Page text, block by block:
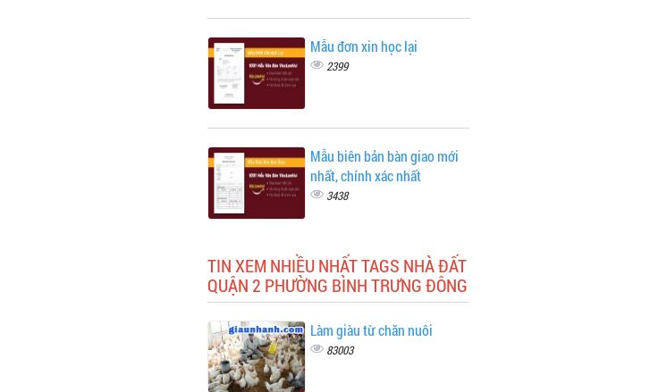
Mẫu đơn xin học lại
2399
Mẫu biên bản bàn giao mới
nhất, chính xác nhất
3438
TIN XEM NHIỀU NHẤT TAGS NHÀ ĐẤT
QUẬN 2 PHƯỜNG BÌNH TRƯNG ĐÔNG
Làm giàu từ chăn nuôi
83003